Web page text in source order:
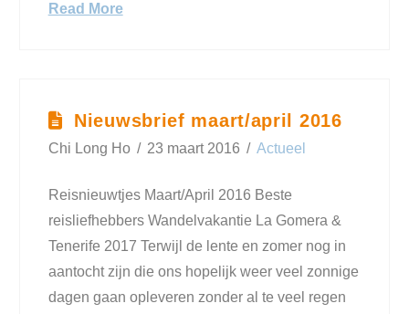
Read More
Nieuwsbrief maart/april 2016
Chi Long Ho 23 maart 2016 Actueel
Reisnieuwtjes Maart/April 2016 Beste
reisliefhebbers Wandelvakantie La Gomera &
Tenerife 2017 Terwijl de lente en zomer nog in
aantocht zijn die ons hopelijk weer veel zonnige
dagen gaan opleveren zonder al te veel regen